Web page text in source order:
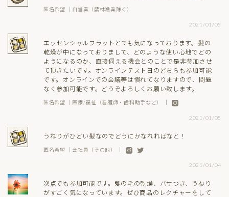
匿名希望 ｜自営業（農林漁業除く）
2021/01/05
エッセンシャルフラットとても気になっております。髪の
乾燥が中になっておりまして、どのような使い心地でどの
ようになるのか、直接伺える機会とのことで是非参加させ
て頂きたいです。オンラインテスト日のどちらも参加可能
です。オンラインでの会議等は慣れてなりますので、問題
なく参加可能です。どうぞよろしくお願い致します。
匿名希望 ｜医療/福祉（看護師・歯科助手など） ｜
2021/01/05
うねりがひどい髪なのでどうにかなれればなと！
匿名希望 ｜会社員（その他） ｜
2021/01/04
次点でも参加可能です。髪の毛の乾燥、パサつき、うねり
がすごく気になっています。ぜひ商品のレクチャーをして